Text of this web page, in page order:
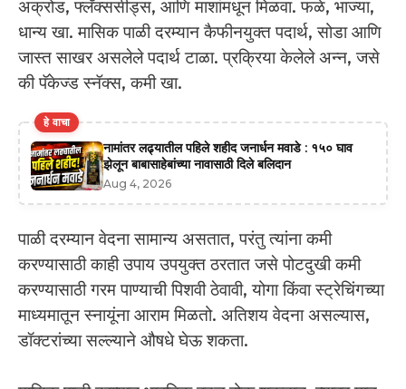
अक्रोड, फ्लॅक्ससीड्स, आणि माशांमधून मिळवा. फळे, भाज्या,
धान्य खा. मासिक पाळी दरम्यान कैफीनयुक्त पदार्थ, सोडा आणि
जास्त साखर असलेले पदार्थ टाळा. प्रक्रिया केलेले अन्न, जसे
की पॅकेज्ड स्नॅक्स, कमी खा.
हे वाचा
नामांतर लढ्यातील पहिले शहीद जनार्धन मवाडे : १५० घाव
झेलून बाबासाहेबांच्या नावासाठी दिले बलिदान
Aug 4, 2026
पाळी दरम्यान वेदना सामान्य असतात, परंतु त्यांना कमी
करण्यासाठी काही उपाय उपयुक्त ठरतात जसे पोटदुखी कमी
करण्यासाठी गरम पाण्याची पिशवी ठेवावी, योगा किंवा स्ट्रेचिंगच्या
माध्यमातून स्नायूंना आराम मिळतो. अतिशय वेदना असल्यास,
डॉक्टरांच्या सल्ल्याने औषधे घेऊ शकता.